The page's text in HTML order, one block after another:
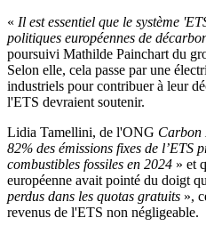
« Il est essentiel que le système
politiques européennes de
poursuivi Mathilde Painchart du
Selon elle, cela passe par une
industriels pour contribuer à leur
l'ETS devraient soutenir.
Lidia Tamellini, de l'ONG Carbon
82% des émissions fixes de l’ETS
combustibles fossiles en 2024 » et
européenne avait pointé du doigt
perdus dans les quotas gratuits »,
revenus de l'ETS non négligeable.